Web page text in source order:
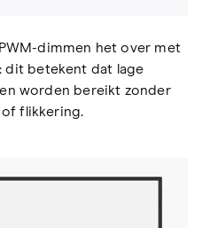
dimmen het over met
dit betekent dat lage
worden bereikt zonder
flikkering.